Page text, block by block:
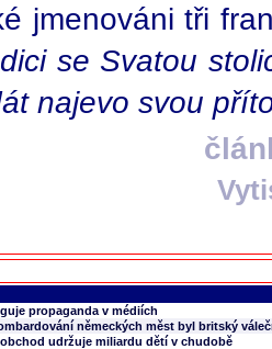
jmenováni tři
se Svatou
najevo svou
propaganda v médiích
německých měst byl britský
udržuje miliardu dětí v chudobě